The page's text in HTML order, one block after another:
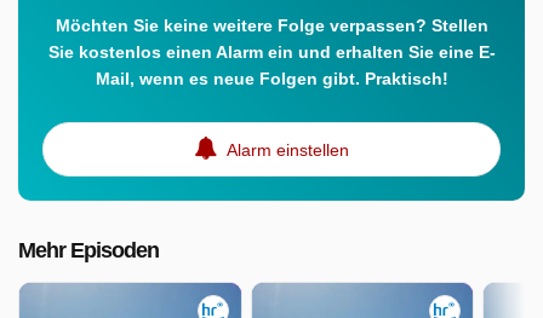
Möchten Sie keine weitere Folge verpassen? Stellen
Sie kostenlos einen Alarm ein und erhalten Sie eine E-
Mail, wenn es neue Folgen gibt. Praktisch!
Alarm einstellen
Mehr Episoden